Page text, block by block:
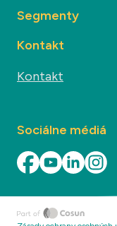
Segmenty
Kontakt
Kontakt
Sociálne médiá